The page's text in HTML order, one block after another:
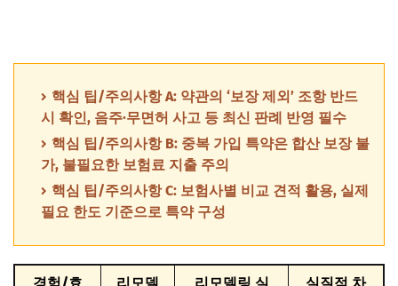
핵심 팁/주의사항 A: 약관의 ‘보장 제외’ 조항 반드
시 확인, 음주·무면허 사고 등 최신 판례 반영 필수
핵심 팁/주의사항 B: 중복 가입 특약은 합산 보장 불
가, 불필요한 보험료 지출 주의
핵심 팁/주의사항 C: 보험사별 비교 견적 활용, 실제
필요 한도 기준으로 특약 구성